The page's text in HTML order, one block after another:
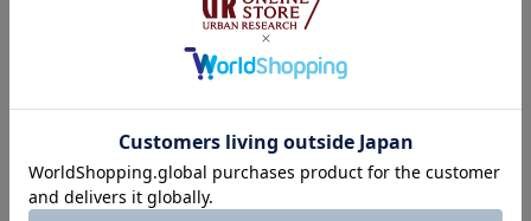
裾にもゴムが入っているので、
そのままゆるっとした
URBAN RESEARCH
『イージーケア』ハーフスリーブシアーデニムシャツ
着用カラー：SAXBLUE
着用サイズ：
￥14,300
URBAN RESEARCH
バルーンギャザーパンツ
着用カラー：
着用サイズ：Free